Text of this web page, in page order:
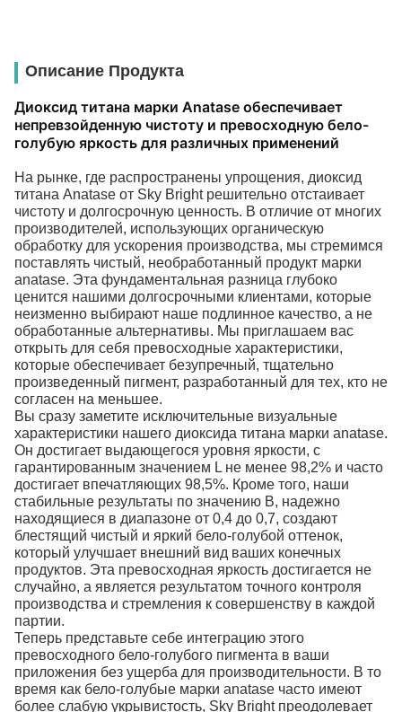
Описание Продукта
Диоксид титана марки Anatase обеспечивает
непревзойденную чистоту и превосходную бело-
голубую яркость для различных применений
На рынке, где распространены упрощения, диоксид
титана Anatase от Sky Bright решительно отстаивает
чистоту и долгосрочную ценность. В отличие от многих
производителей, использующих органическую
обработку для ускорения производства, мы стремимся
поставлять чистый, необработанный продукт марки
anatase. Эта фундаментальная разница глубоко
ценится нашими долгосрочными клиентами, которые
неизменно выбирают наше подлинное качество, а не
обработанные альтернативы. Мы приглашаем вас
открыть для себя превосходные характеристики,
которые обеспечивает безупречный, тщательно
произведенный пигмент, разработанный для тех, кто не
согласен на меньшее.
Вы сразу заметите исключительные визуальные
характеристики нашего диоксида титана марки anatase.
Он достигает выдающегося уровня яркости, с
гарантированным значением L не менее 98,2% и часто
достигает впечатляющих 98,5%. Кроме того, наши
стабильные результаты по значению B, надежно
находящиеся в диапазоне от 0,4 до 0,7, создают
блестящий чистый и яркий бело-голубой оттенок,
который улучшает внешний вид ваших конечных
продуктов. Эта превосходная яркость достигается не
случайно, а является результатом точного контроля
производства и стремления к совершенству в каждой
партии.
Теперь представьте себе интеграцию этого
превосходного бело-голубого пигмента в ваши
приложения без ущерба для производительности. В то
время как бело-голубые марки anatase часто имеют
более слабую укрывистость, Sky Bright преодолевает